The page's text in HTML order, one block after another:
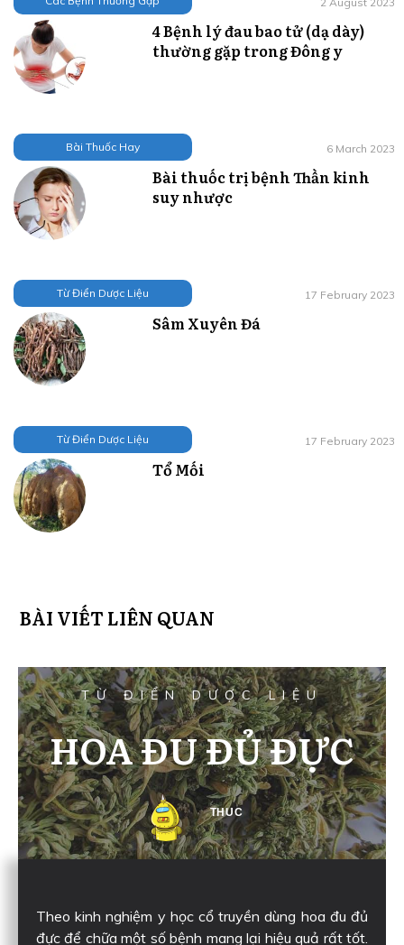
4 Bệnh lý đau bao tử (dạ dày)
thường gặp trong Đông y
Bài Thuốc Hay 6 March 2023
Bài thuốc trị bệnh Thần kinh
suy nhược
Từ Điển Dược Liệu 17 February 2023
Sâm Xuyên Đá
Từ Điển Dược Liệu 17 February 2023
Tổ Mối
BÀI VIẾT LIÊN QUAN
TỪ ĐIỂN DƯỢC LIỆU
HOA ĐU ĐỦ ĐỰC
THUC
Theo kinh nghiệm y học cổ truyền dùng hoa đu đủ
đực để chữa một số bệnh mang lại hiệu quả rất tốt.